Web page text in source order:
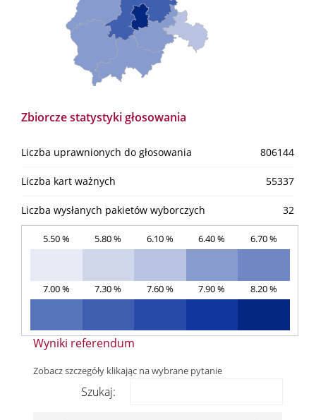
Zbiorcze statystyki głosowania
Liczba uprawnionych do głosowania 806144
Liczba kart ważnych 55337
Liczba wysłanych pakietów wyborczych 32
5.50 % 5.80 % 6.10 % 6.40 % 6.70 %
7.00 % 7.30 % 7.60 % 7.90 % 8.20 %
Wyniki referendum
Zobacz szczegóły klikając na wybrane pytanie
Szukaj: